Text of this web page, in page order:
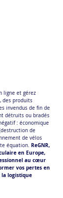
ligne et gérez
des produits
invendus de fin de
détruits ou bradés
: économique
de
de vélos
équation. ReGNR,
en Europe,
au cœur
vos pertes en
logistique